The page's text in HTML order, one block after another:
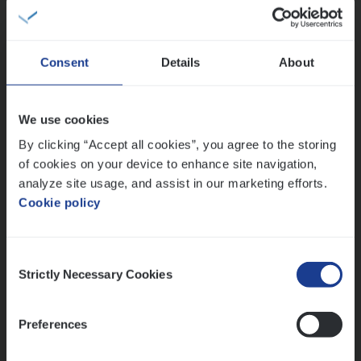
Consent Details About
We use cookies
By clicking “Accept all cookies”, you agree to the storing
of cookies on your device to enhance site navigation,
analyze site usage, and assist in our marketing efforts.
Cookie policy
Selection
Strictly Necessary Cookies
Preferences
People Management, Sales Management
(Agi­le)ITPro­ject Manager
IT, Change & Innovation
Antwerpen
Meer dan collega’s: hoe Julie en Aurélie elkaar
Mathias houdt van diepgaande dossiers én droge